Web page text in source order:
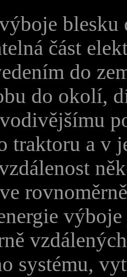
blesku
část
do
do okolí,
traktoru a v
systému,